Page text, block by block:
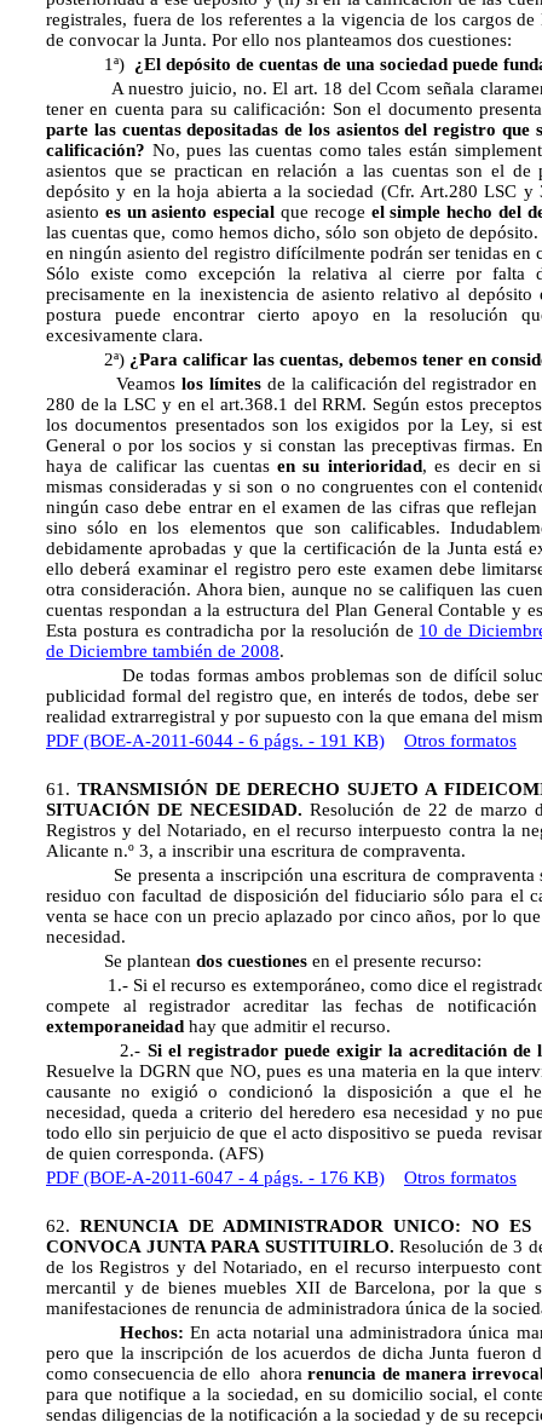
registrales, fuera de los referentes a la vigencia de los cargos
de convocar la Junta. Por ello nos planteamos dos cuestiones:
1ª) ¿El depósito de cuentas de una sociedad puede
A nuestro juicio, no. El art. 18 del Ccom señala
tener en cuenta para su calificación: Son el documento
parte las cuentas depositadas de los asientos del registro que
calificación? No, pues las cuentas como tales están
asientos que se practican en relación a las cuentas son el
depósito y en la hoja abierta a la sociedad (Cfr. Art.280 LSC
asiento es un asiento especial que recoge el simple hecho del
las cuentas que, como hemos dicho, sólo son objeto de
en ningún asiento del registro difícilmente podrán ser tenidas en
Sólo existe como excepción la relativa al cierre por falta
precisamente en la inexistencia de asiento relativo al
postura puede encontrar cierto apoyo en la resolución
excesivamente clara.
2ª) ¿Para calificar las cuentas, debemos tener en
Veamoslos límitesde la calificación del registrador en
280 de la LSC y en el art.368.1 del RRM. Según estos
los documentos presentados son los exigidos por la Ley, si
General o por los socios y si constan las preceptivas firmas.
haya de calificar las cuentas en su interioridad, es decir en
mismas consideradas y si son o no congruentes con el
ningún caso debe entrar en el examen de las cifras que
sino sólo en los elementos que son calificables.
debidamente aprobadas y que la certificación de la Junta está
ello deberá examinar el registro pero este examen debe
otra consideración. Ahora bien, aunque no se califiquen las
cuentas respondan a la estructura del Plan General Contable y
Esta postura es contradicha por la resolución de 10 de
de Diciembre también de 2008.
De todas formas ambos problemas son de difícil
publicidad formal del registro que, en interés de todos, debe
realidad extrarregistral y por supuesto con la que emana del
PDF (BOE-A-2011-6044 - 6 págs. - 191 KB)
Otros formatos
61. TRANSMISIÓN DE DERECHO SUJETO A
SITUACIÓN DE NECESIDAD. Resolución de 22 de marzo
Registros y del Notariado, en el recurso interpuesto contra la
Alicante n.º 3, a inscribir una escritura de compraventa.
Se presenta a inscripción una escritura de compraventa
residuo con facultad de disposición del fiduciario sólo para el
venta se hace con un precio aplazado por cinco años, por lo
necesidad.
Se plantean dos cuestiones en el presente recurso:
1.- Si el recurso es extemporáneo, como dice el
compete al registrador acreditar las fechas de
extemporaneidad hay que admitir el recurso.
2.- Si el registrador puede exigir la acreditación de
Resuelve la DGRN que NO, pues es una materia en la que
causante no exigió o condicionó la disposición a que el
necesidad, queda a criterio del heredero esa necesidad y no
todo ello sin perjuicio de que el acto dispositivo se pueda
de quien corresponda. (AFS)
PDF (BOE-A-2011-6047 - 4 págs. - 176 KB)
Otros formatos
62.RENUNCIA DE ADMINISTRADOR UNICO: NO
CONVOCA JUNTA PARA SUSTITUIRLO. Resolución de 3
de los Registros y del Notariado, en el recurso interpuesto
mercantil y de bienes muebles XII de Barcelona, por la que
manifestaciones de renuncia de administradora única de la
Hechos: En acta notarial una administradora única
pero que la inscripción de los acuerdos de dicha Junta fueron
como consecuencia de ello ahorarenuncia de manera
para que notifique a la sociedad, en su domicilio social, el
sendas diligencias de la notificación a la sociedad y de su